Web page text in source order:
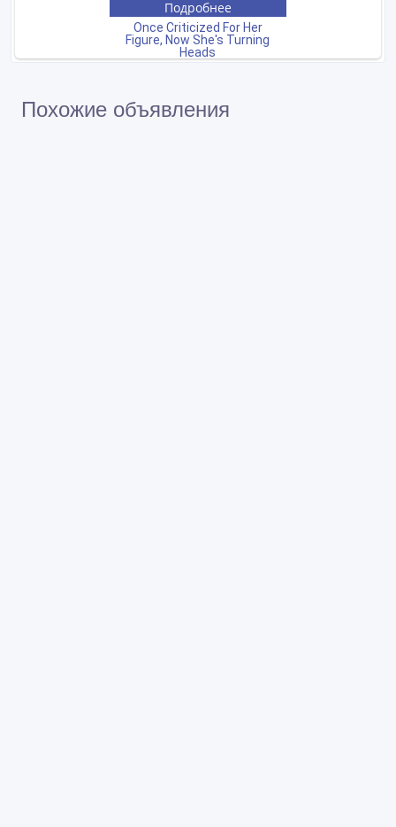
Похожие объявления